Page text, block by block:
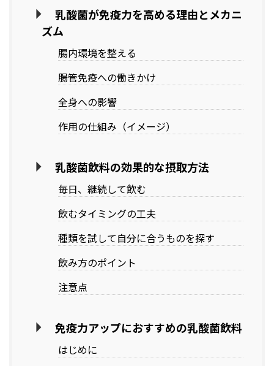
乳酸菌が免疫力を高める理由とメカニ
ズム
腸内環境を整える
腸管免疫への働きかけ
全身への影響
作用の仕組み（イメージ）
乳酸菌飲料の効果的な摂取方法
毎日、継続して飲む
飲むタイミングの工夫
種類を試して自分に合うものを探す
飲み方のポイント
注意点
免疫力アップにおすすめの乳酸菌飲料
はじめに